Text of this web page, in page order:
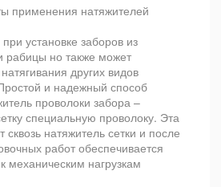
применения натяжителей
установке заборов из
рабицы но также может
других видов
и надежный способ
проволоки забора –
специальную проволоку. Эта
сквозь натяжитель сетки и после
работ обеспечивается
механическим нагрузкам